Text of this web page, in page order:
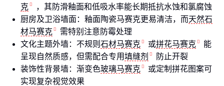
克
，其防滑釉面和低吸水率能长期抵抗水蚀和氯腐蚀
厨房及卫浴墙面：釉面陶瓷马赛克更易清洁，而天然石
材马赛克
需特别注意防霉处理
文化主题外墙：不规则 石材马赛克 或拼花马赛克
能
呈现自然质感，但需配合专用填缝剂
防止开裂
装饰性背景墙：渐变色玻璃马赛克
或定制拼花图案可
实现复杂视觉效果